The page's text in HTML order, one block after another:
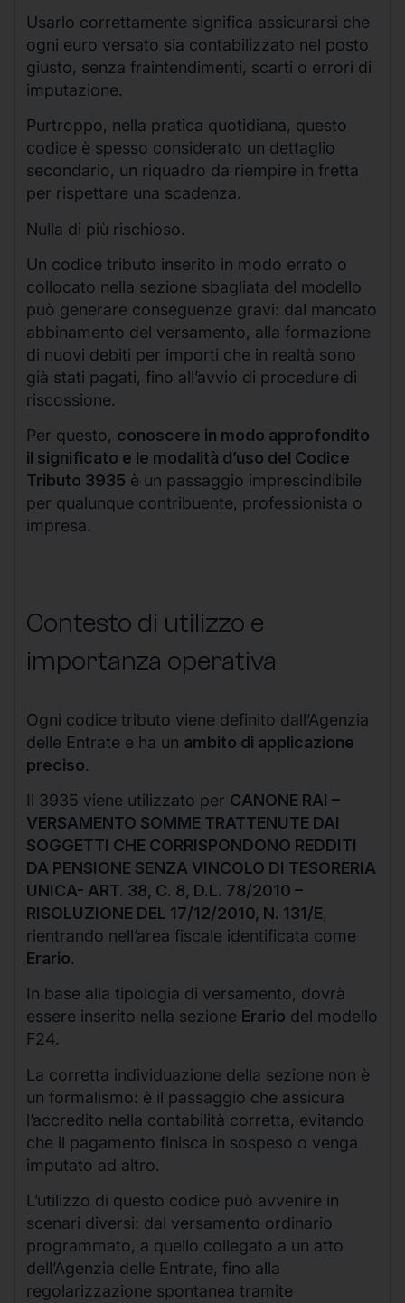
Usarlo correttamente significa assicurarsi che
ogni euro versato sia contabilizzato nel posto
giusto, senza fraintendimenti, scarti o errori di
imputazione.
Purtroppo, nella pratica quotidiana, questo
codice è spesso considerato un dettaglio
secondario, un riquadro da riempire in fretta
per rispettare una scadenza.
Nulla di più rischioso.
Un codice tributo inserito in modo errato o
collocato nella sezione sbagliata del modello
può generare conseguenze gravi: dal mancato
abbinamento del versamento, alla formazione
di nuovi debiti per importi che in realtà sono
già stati pagati, fino all’avvio di procedure di
riscossione.
Per questo, conoscere in modo approfondito
il significato e le modalità d’uso del Codice
Tributo 3935 è un passaggio imprescindibile
per qualunque contribuente, professionista o
impresa.
Contesto di utilizzo e
importanza operativa
Ogni codice tributo viene definito dall’Agenzia
delle Entrate e ha un ambito di applicazione
preciso.
Il 3935 viene utilizzato per CANONE RAI –
VERSAMENTO SOMME TRATTENUTE DAI
SOGGETTI CHE CORRISPONDONO REDDITI
DA PENSIONE SENZA VINCOLO DI TESORERIA
UNICA- ART. 38, C. 8, D.L. 78/2010 –
RISOLUZIONE DEL 17/12/2010, N. 131/E,
rientrando nell’area fiscale identificata come
Erario.
In base alla tipologia di versamento, dovrà
essere inserito nella sezione Erario del modello
F24.
La corretta individuazione della sezione non è
un formalismo: è il passaggio che assicura
l’accredito nella contabilità corretta, evitando
che il pagamento finisca in sospeso o venga
imputato ad altro.
L’utilizzo di questo codice può avvenire in
scenari diversi: dal versamento ordinario
programmato, a quello collegato a un atto
dell’Agenzia delle Entrate, fino alla
regolarizzazione spontanea tramite